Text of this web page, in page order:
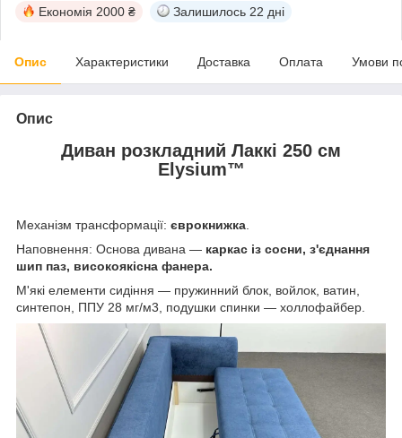
Економія 2000 ₴ Залишилось 22 дні
Опис Характеристики Доставка Оплата Умови
Опис
Диван розкладний Лаккі 250 см
Elysium™
Механізм трансформації: єврокнижка.
Наповнення: Основа дивана — каркас із сосни, з'єднання
шип паз, високоякісна фанера.
М'які елементи сидіння — пружинний блок, войлок, ватин,
синтепон, ППУ 28 мг/м3, подушки спинки — холлофайбер.